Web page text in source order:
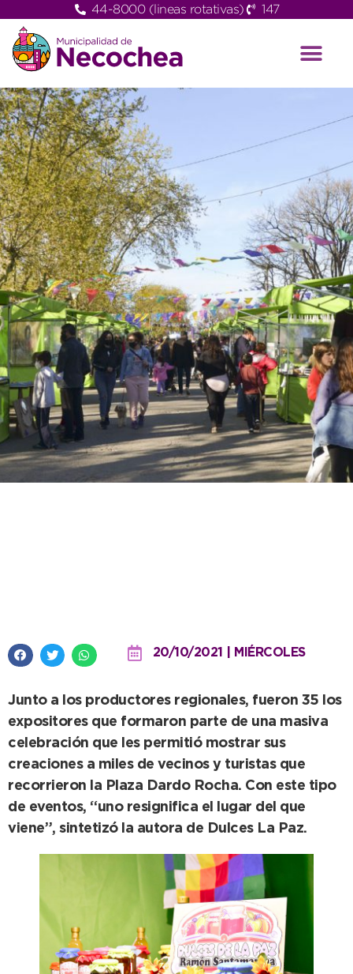
44-8000 (lineas rotativas) 147
20/10/2021 | MIÉRCOLES
Junto a los productores regionales, fueron 35 los
expositores que formaron parte de una masiva
celebración que les permitió mostrar sus
creaciones a miles de vecinos y turistas que
recorrieron la Plaza Dardo Rocha. Con este tipo
de eventos, “uno resignifica el lugar del que
viene”, sintetizó la autora de Dulces La Paz.